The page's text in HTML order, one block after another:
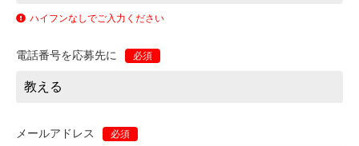
ハイフンなしでご入力ください
電話番号を応募先に 必須
メールアドレス 必須